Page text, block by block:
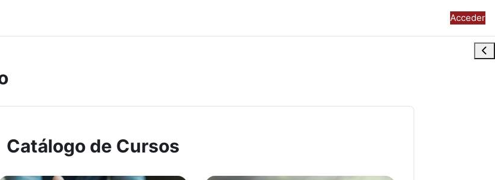
Acceder
Catálogo de Cursos